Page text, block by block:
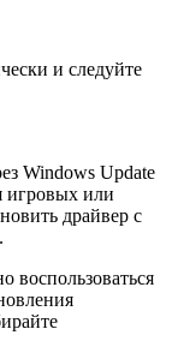
и следуйте
Windows Update
игровых или
драйвер с
воспользоваться